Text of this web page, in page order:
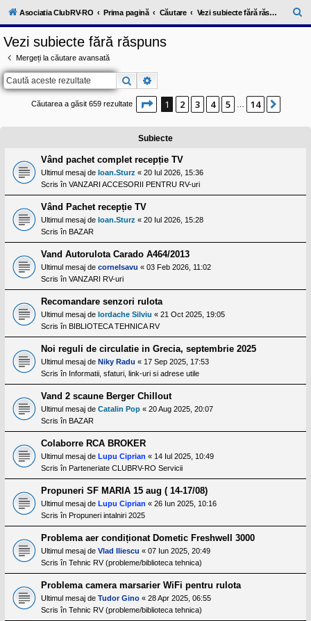
l
u
V
c
o
m
u
a
p
o
s
e
s
o
r
l
o
r
d
u
l
o
s
i
a
u
o
r
u
l
t
e
d
i
R
o
m
a
n
i
a
Asociatia ClubRV-RO Prima pagină Căutare Vezi subiecte fără răspuns
ă
Vezi subiecte fără răspuns
Mergeți la căutare avansată
Căutare
Căutarea a găsit 659 rezultate Pagina din 14
1 2 3 4 5 14
Subiecte
Vând pachet complet recepție TV
Ultimul mesaj de Ioan.Sturz « 20 Iul 2026, 15:36
Scris în VANZARI ACCESORII PENTRU RV-uri
Vând Pachet recepție TV
Ultimul mesaj de Ioan.Sturz « 20 Iul 2026, 15:28
Scris în BAZAR
Vand Autorulota Carado A464/2013
Ultimul mesaj de cornelsavu « 03 Feb 2026, 11:02
Scris în VANZARI RV-uri
Recomandare senzori rulota
Ultimul mesaj de Iordache Silviu « 21 Oct 2025, 19:05
Scris în BIBLIOTECA TEHNICA RV
Noi reguli de circulatie in Grecia, septembrie 2025
Ultimul mesaj de Niky Radu « 17 Sep 2025, 17:53
Scris în Informatii, sfaturi, link-uri si adrese utile
Vand 2 scaune Berger Chillout
Ultimul mesaj de Catalin Pop « 20 Aug 2025, 20:07
Scris în BAZAR
Colaborre RCA BROKER
Ultimul mesaj de Lupu Ciprian « 14 Iul 2025, 10:49
Scris în Parteneriate CLUBRV-RO Servicii
Propuneri SF MARIA 15 aug ( 14-17/08)
Ultimul mesaj de Lupu Ciprian « 26 Iun 2025, 10:16
Scris în Propuneri intalniri 2025
Problema aer condiționat Dometic Freshwell 3000
Ultimul mesaj de Vlad Iliescu « 07 Iun 2025, 20:49
Scris în Tehnic RV (probleme/biblioteca tehnica)
Problema camera marsarier WiFi pentru rulota
Ultimul mesaj de Tudor Gino « 28 Apr 2025, 06:55
Scris în Tehnic RV (probleme/biblioteca tehnica)